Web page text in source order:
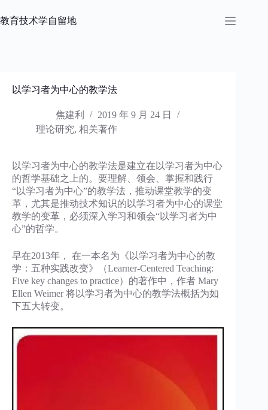
过
教育技术学自留地
以学习者为中心的教学法
焦建利
2019 年 9 月 24 日
理论研究, 相关著作
以学习者为中心的教学法是建立在以学习者为中心
的哲学基础之上的。要理解、领会、掌握和践行
“以学习者为中心”的教学法，推动课堂教学的变
革，尤其是推动技术知识的以学习者为中心的课堂
教学的变革，必须深入学习和领会“以学习者为中
心”的哲学。
早在2013年， 在一本名为《以学习者为中心的教
学：五种实践改变》（Learner-Centered Teaching:
Five key changes to practice）的著作中，作者 Mary
Ellen Weimer 将以学习者为中心的教学法概括为如
下五大转变。